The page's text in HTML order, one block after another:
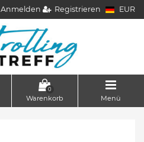
Anmelden Registrieren EUR
0
Warenkorb Menü